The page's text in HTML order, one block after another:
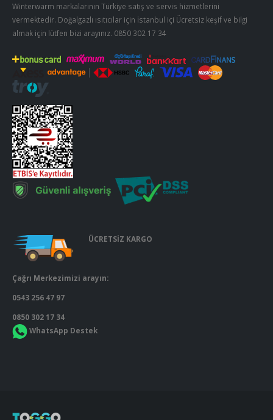
Winterwarm markalarının Türkiye satış ve servis hizmetlerini
vermektedir. Doğalgazlı ısıtıcılar için İstanbul içi Ücretsiz keşif ve bilgi
almak için lütfen bizi arayınız. 0850 302 17 34
ÜCRETSİZ KARGO
Çağrı Merkezimizi arayın:
0543 256 47 97
0850 302 17 34
WhatsApp Destek